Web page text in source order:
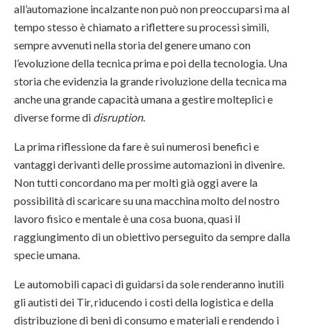
all’automazione incalzante non può non preoccuparsi ma al
tempo stesso è chiamato a riflettere su processi simili,
sempre avvenuti nella storia del genere umano con
l’evoluzione della tecnica prima e poi della tecnologia. Una
storia che evidenzia la grande rivoluzione della tecnica ma
anche una grande capacità umana a gestire molteplici e
diverse forme di disruption.
La prima riflessione da fare è sui numerosi benefici e
vantaggi derivanti delle prossime automazioni in divenire.
Non tutti concordano ma per molti già oggi avere la
possibilità di scaricare su una macchina molto del nostro
lavoro fisico e mentale è una cosa buona, quasi il
raggiungimento di un obiettivo perseguito da sempre dalla
specie umana.
Le automobili capaci di guidarsi da sole renderanno inutili
gli autisti dei Tir, riducendo i costi della logistica e della
distribuzione di beni di consumo e materiali e rendendo i